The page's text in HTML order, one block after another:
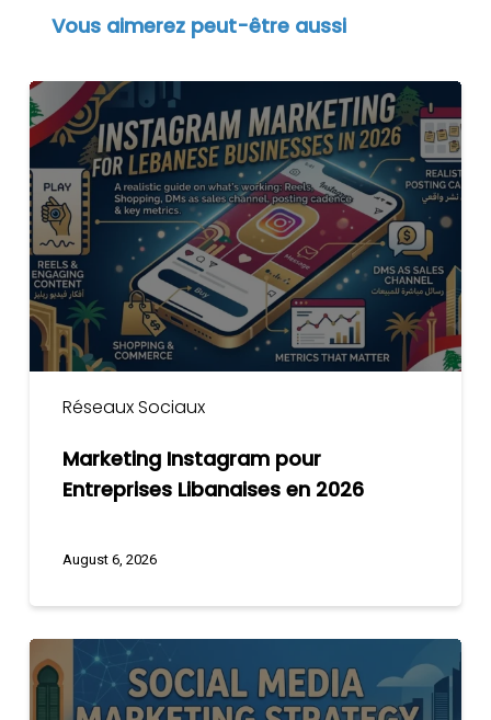
Vous aimerez peut-être aussi
Réseaux Sociaux
Marketing
Instagram
pour
Entreprises
Libanaises
en
2026
Marketing Instagram pour
Entreprises Libanaises en 2026
August 6, 2026
Stratégie
Réseaux
Sociaux